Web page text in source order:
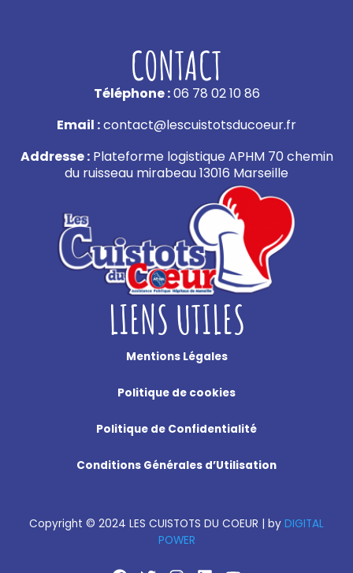
CONTACT
Téléphone :06 78 02 10 86
Email :contact@lescuistotsducoeur.fr
Addresse :Plateforme logistique APHM 70 chemin
du ruisseau mirabeau 13016 Marseille
LIENS UTILES
Mentions Légales
Politique de cookies
Politique de Confidentialité
Conditions Générales d’Utilisation
Copyright © 2024 LES CUISTOTS DU COEUR | by DIGITAL
POWER